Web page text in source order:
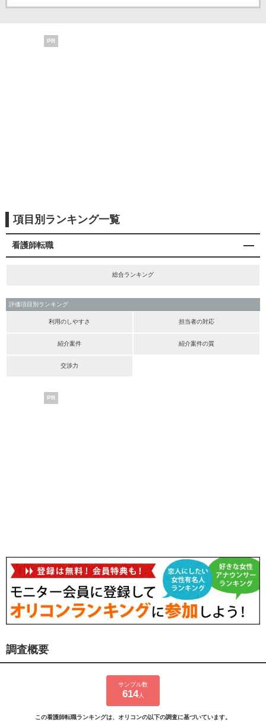
PR
項目別ランキング一覧
看護師転職
総合ランキング
評価項目別ランキング
利用のしやすさ 担当者の対応
紹介案件 紹介案件の質
交渉力
PR
調査概要
サンプル数
614人
この看護師転職ランキングは、オリコンの以下の調査に基づいています。